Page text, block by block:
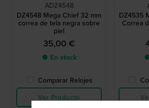
ADZ4548
DZ4548 Mega Chief 32 mm
correa de tela negra sobre
piel
35,00 €
● En stock
Comparar Relojes
Ver Producto
DZ4535
Correa